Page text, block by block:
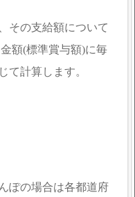
その支給額について
額(標準賞与額)に毎
て計算します。
ぽの場合は各都道府